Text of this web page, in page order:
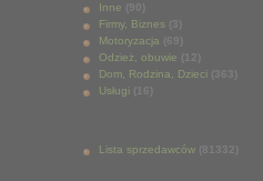
Inne (90)
Firmy, Biznes (3)
Motoryzacja (69)
Odzież, obuwie (12)
Dom, Rodzina, Dzieci (363)
Usługi (16)
Lista sprzedawców (81332)